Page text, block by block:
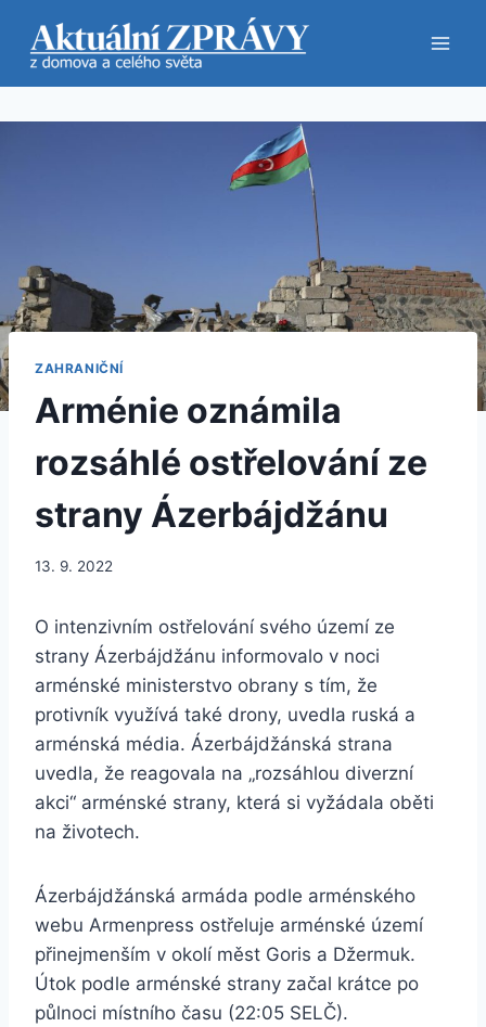
obsah
ZAHRANIČNÍ
Arménie oznámila
rozsáhlé ostřelování ze
strany Ázerbájdžánu
13. 9. 2022
O intenzivním ostřelování svého území ze
strany Ázerbájdžánu informovalo v noci
arménské ministerstvo obrany s tím, že
protivník využívá také drony, uvedla ruská a
arménská média. Ázerbájdžánská strana
uvedla, že reagovala na „rozsáhlou diverzní
akci“ arménské strany, která si vyžádala oběti
na životech.
Ázerbájdžánská armáda podle arménského
webu Armenpress ostřeluje arménské území
přinejmenším v okolí měst Goris a Džermuk.
Útok podle arménské strany začal krátce po
půlnoci místního času (22:05 SELČ).